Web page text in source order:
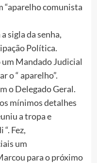
“aparelho comunista
sigla da senha,
Política.
um Mandado Judicial
o “ aparelho”.
o Delegado Geral.
mínimos detalhes
a tropa e
Fez,
um
para o próximo